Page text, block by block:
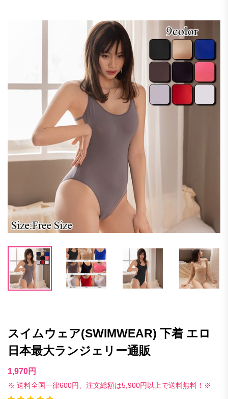
スイムウェア(SWIMWEAR) 下着 エロ
日本最大ランジェリー通販
1,970円
※ 送料全国一律600円、注文総額は5,900円以上で送料無料！※